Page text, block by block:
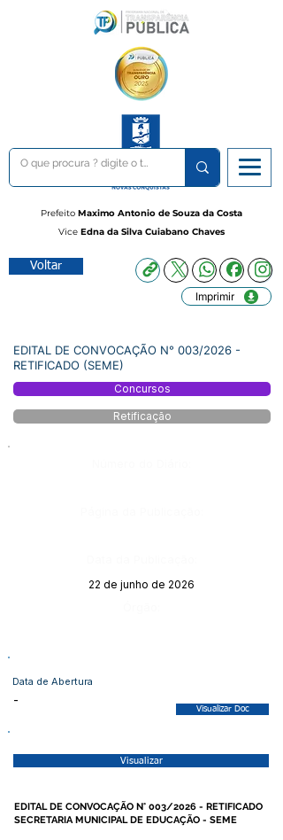
Prefeito Maximo Antonio de Souza da Costa
Vice Edna da Silva Cuiabano Chaves
Voltar
Imprimir
EDITAL DE CONVOCAÇÃO N° 003/2026 -
RETIFICADO (SEME)
Concursos
Retificação
22 de junho de 2026
Data de Abertura
-
Visualizar Doc
Visualizar
EDITAL DE CONVOCAÇÃO N° 003/2026 - RETIFICADO
SECRETARIA MUNICIPAL DE EDUCAÇÃO - SEME